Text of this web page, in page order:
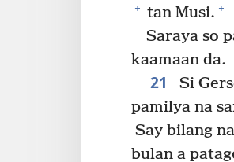
+ tan Musi. +
Saraya so
kaamaan da.
21 Si
pamilya na
Say bilang
bulan a